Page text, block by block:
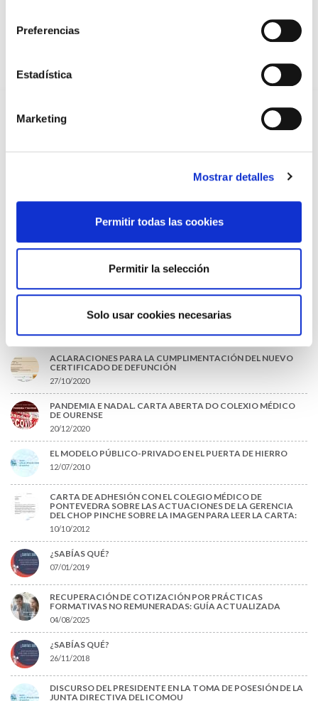
Preferencias
Estadística
Marketing
Mostrar detalles
Permitir todas las cookies
Permitir la selección
Solo usar cookies necesarias
TRÁFICO SUPRIME LAS EXENCIONES MÉDICAS PARA EL USO
EL AUMENTO DE PRIMAS A MUFACE NO MEJORA LAS
09/07/2026
URGENTES ANTE LA SITUACIÓN CRÍTICA DEL SERVICIO DE
INFORME SOBRE LA CONSOLIDACIÓN DE GRADO A LAS/LOS
PUESTOS DE JEFATURA / DIRECCIÓN / COORDINACIÓN
SOSTENIBILIDAD Y SISTEMA SANITARIO: UN COMPROMISO
22/06/2026
LO MÁS LEÍDO
ACLARACIONES PARA LA CUMPLIMENTACIÓN DEL NUEVO
CERTIFICADO DE DEFUNCIÓN
27/10/2020
PANDEMIA E NADAL. CARTA ABERTA DO COLEXIO MÉDICO
DE OURENSE
20/12/2020
EL MODELO PÚBLICO-PRIVADO EN EL PUERTA DE HIERRO
12/07/2010
CARTA DE ADHESIÓN CON EL COLEGIO MÉDICO DE
PONTEVEDRA SOBRE LAS ACTUACIONES DE LA GERENCIA
DEL CHOP PINCHE SOBRE LA IMAGEN PARA LEER LA CARTA:
10/10/2012
¿SABÍAS QUÉ?
07/01/2019
RECUPERACIÓN DE COTIZACIÓN POR PRÁCTICAS
FORMATIVAS NO REMUNERADAS: GUÍA ACTUALIZADA
04/08/2025
¿SABÍAS QUÉ?
26/11/2018
DISCURSO DEL PRESIDENTE EN LA TOMA DE POSESIÓN DE LA
JUNTA DIRECTIVA DEL ICOMOU